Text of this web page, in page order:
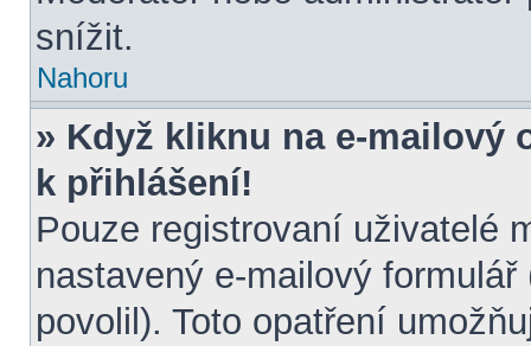
snížit.
Nahoru
» Když kliknu na e-mailový
k přihlášení!
Pouze registrovaní uživatelé
nastavený e-mailový
povolil). Toto opatření